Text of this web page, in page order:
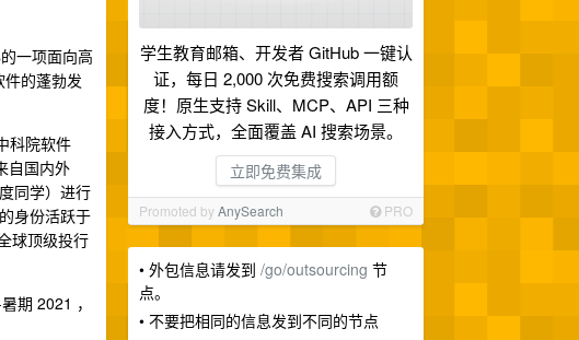
学生教育邮箱、开发者 GitHub 一键认
证，每日 2,000 次免费搜索调用额
度！原生支持 Skill、MCP、API 三种
接入方式，全面覆盖 AI 搜索场景。
立即免费集成
Promoted byAnySearch PRO
• 外包信息请发到 /go/outsourcing 节
点。
• 不要把相同的信息发到不同的节点
一项面向高
的蓬勃发
科院软件
自国内外
同学）进行
身份活跃于
球顶级投行
期 2021 ，